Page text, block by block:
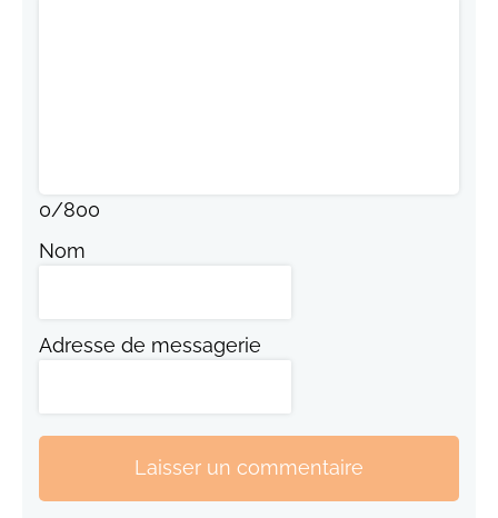
0/800
Nom
Adresse de messagerie
Laisser un commentaire